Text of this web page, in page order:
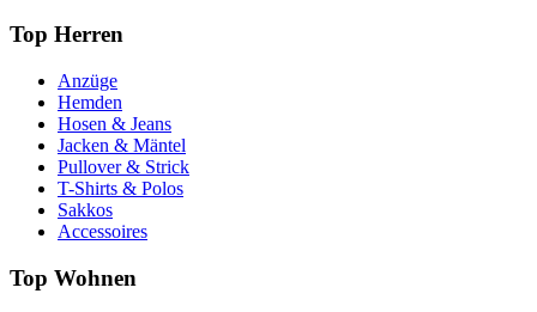
Top Herren
Anzüge
Hemden
Hosen & Jeans
Jacken & Mäntel
Pullover & Strick
T-Shirts & Polos
Sakkos
Accessoires
Top Wohnen